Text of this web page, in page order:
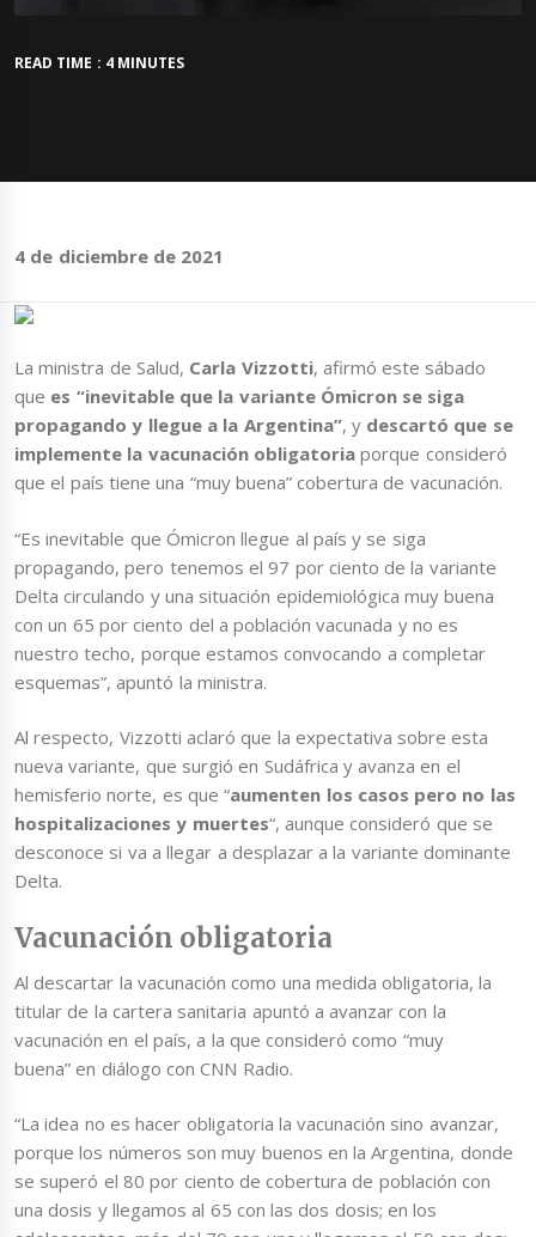
READ TIME : 4 MINUTES
4 de diciembre de 2021
La ministra de Salud, Carla Vizzotti, afirmó este sábado
que es “inevitable que la variante Ómicron se siga
propagando y llegue a la Argentina”, y descartó que se
implemente la vacunación obligatoriaporque consideró
que el país tiene una “muy buena” cobertura de vacunación.
“Es inevitable que Ómicron llegue al país y se siga
propagando, pero tenemos el 97 por ciento de la variante
Delta circulando y una situación epidemiológica muy buena
con un 65 por ciento del a población vacunada y no es
nuestro techo, porque estamos convocando a completar
esquemas”, apuntó la ministra.
Al respecto, Vizzotti aclaró que la expectativa sobre esta
nueva variante, que surgió en Sudáfrica y avanza en el
hemisferio norte, es que “aumenten los casos pero no las
hospitalizaciones y muertes“, aunque consideró que se
desconoce si va a llegar a desplazar a la variante dominante
Delta.
Vacunación obligatoria
Al descartar la vacunación como una medida obligatoria, la
titular de la cartera sanitaria apuntó a avanzar con la
vacunación en el país, a la que consideró como “muy
buena” en diálogo con CNN Radio.
“La idea no es hacer obligatoria la vacunación sino avanzar,
porque los números son muy buenos en la Argentina, donde
se superó el 80 por ciento de cobertura de población con
una dosis y llegamos al 65 con las dos dosis; en los